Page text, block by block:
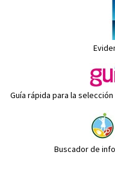
Guía rápida para la
Buscador de